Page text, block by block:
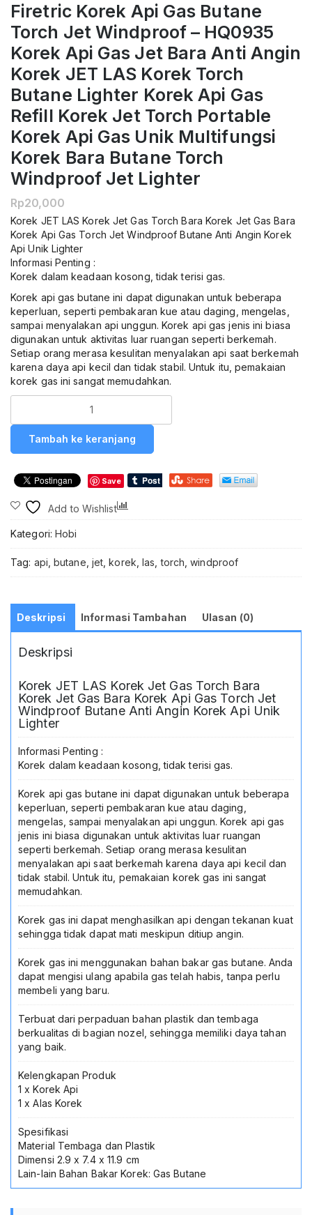
Firetric Korek Api Gas Butane
Torch Jet Windproof – HQ0935
Korek Api Gas Jet Bara Anti Angin
Korek JET LAS Korek Torch
Butane Lighter Korek Api Gas
Refill Korek Jet Torch Portable
Korek Api Gas Unik Multifungsi
Korek Bara Butane Torch
Windproof Jet Lighter
Rp20,000
Korek JET LAS Korek Jet Gas Torch Bara Korek Jet Gas Bara
Korek Api Gas Torch Jet Windproof Butane Anti Angin Korek
Api Unik Lighter
Informasi Penting :
Korek dalam keadaan kosong, tidak terisi gas.
Korek api gas butane ini dapat digunakan untuk beberapa
keperluan, seperti pembakaran kue atau daging, mengelas,
sampai menyalakan api unggun. Korek api gas jenis ini biasa
digunakan untuk aktivitas luar ruangan seperti berkemah.
Setiap orang merasa kesulitan menyalakan api saat berkemah
karena daya api kecil dan tidak stabil. Untuk itu, pemakaian
korek gas ini sangat memudahkan.
Korek
Gas
Butane
Torch
Jet
Windproof
HQ0935
Api
Anti
Korek
LAS
Korek
Torch
Butane
Lighter
Korek
Api
Gas
Refill
Korek
Jet
Torch
Portable
Korek
Api
Gas
Unik
Multifungsi
Korek
Butane
Torch
Windproof
Lighter
Tambah ke keranjang
Save
Add to Wishlist
Kategori: Hobi
Tag: api ,butane jet ,korek ,las ,torch ,windproof
Deskripsi Informasi Tambahan Ulasan (0)
Deskripsi
Korek JET LAS Korek Jet Gas Torch Bara
Korek Jet Gas Bara Korek Api Gas Torch Jet
Windproof Butane Anti Angin Korek Api Unik
Lighter
Informasi Penting :
Korek dalam keadaan kosong, tidak terisi gas.
Korek api gas butane ini dapat digunakan untuk beberapa
keperluan, seperti pembakaran kue atau daging,
mengelas, sampai menyalakan api unggun. Korek api gas
jenis ini biasa digunakan untuk aktivitas luar ruangan
seperti berkemah. Setiap orang merasa kesulitan
menyalakan api saat berkemah karena daya api kecil dan
tidak stabil. Untuk itu, pemakaian korek gas ini sangat
memudahkan.
Korek gas ini dapat menghasilkan api dengan tekanan kuat
sehingga tidak dapat mati meskipun ditiup angin.
Korek gas ini menggunakan bahan bakar gas butane. Anda
dapat mengisi ulang apabila gas telah habis, tanpa perlu
membeli yang baru.
Terbuat dari perpaduan bahan plastik dan tembaga
berkualitas di bagian nozel, sehingga memiliki daya tahan
yang baik.
Kelengkapan Produk
1 x Korek Api
1 x Alas Korek
Spesifikasi
Material Tembaga dan Plastik
Dimensi 2.9 x 7.4 x 11.9 cm
Lain-lain Bahan Bakar Korek: Gas Butane